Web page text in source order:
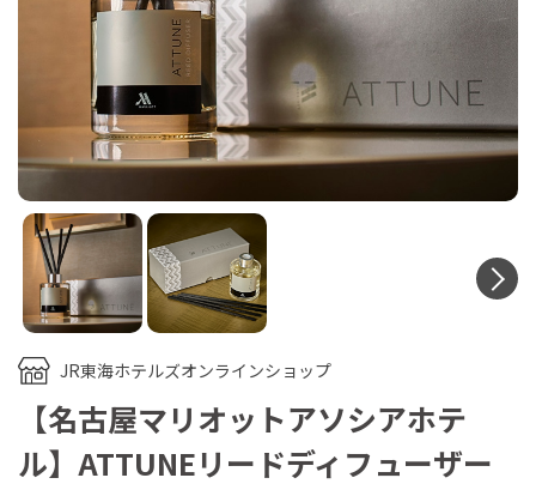
JR東海ホテルズオンラインショップ
【名古屋マリオットアソシアホテ
ル】ATTUNEリードディフューザー